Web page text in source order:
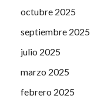
octubre 2025
septiembre 2025
julio 2025
marzo 2025
febrero 2025